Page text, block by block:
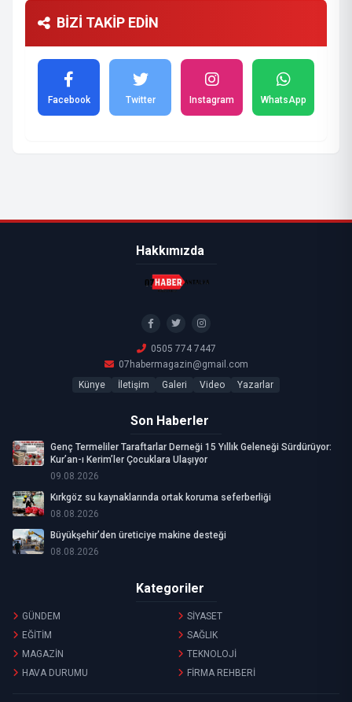
BİZİ TAKİP EDİN
Facebook Twitter Instagram WhatsApp
Hakkımızda
0505 774 7447
07habermagazin@gmail.com
Künye
İletişim Galeri Video Yazarlar
Son Haberler
Genç Termeliler Taraftarlar Derneği 15 Yıllık Geleneği Sürdürüyor:
Kur’an-ı Kerim’ler Çocuklara Ulaşıyor
09.08.2026
Kırkgöz su kaynaklarında ortak koruma seferberliği
08.08.2026
Büyükşehir’den üreticiye makine desteği
08.08.2026
Kategoriler
GÜNDEM
SİYASET
EĞİTİM
SAĞLIK
MAGAZİN
TEKNOLOJİ
HAVA DURUMU
FİRMA REHBERİ